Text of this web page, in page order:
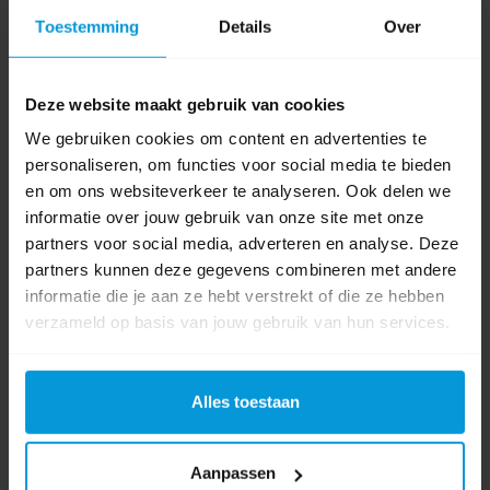
Toestemming Details Over
Deze website maakt gebruik van cookies
We gebruiken cookies om content en advertenties te
personaliseren, om functies voor social media te bieden
en om ons websiteverkeer te analyseren. Ook delen we
informatie over jouw gebruik van onze site met onze
partners voor social media, adverteren en analyse. Deze
partners kunnen deze gegevens combineren met andere
informatie die je aan ze hebt verstrekt of die ze hebben
verzameld op basis van jouw gebruik van hun services.
Alles toestaan
Aanpassen
Handvat bruikbaar als ophanghaak (bijv. aan
Product specificaties
Makita
Borstelsnelheid
RPM/omwentelingen
150-600 rpm
Gewicht 3,7 kg